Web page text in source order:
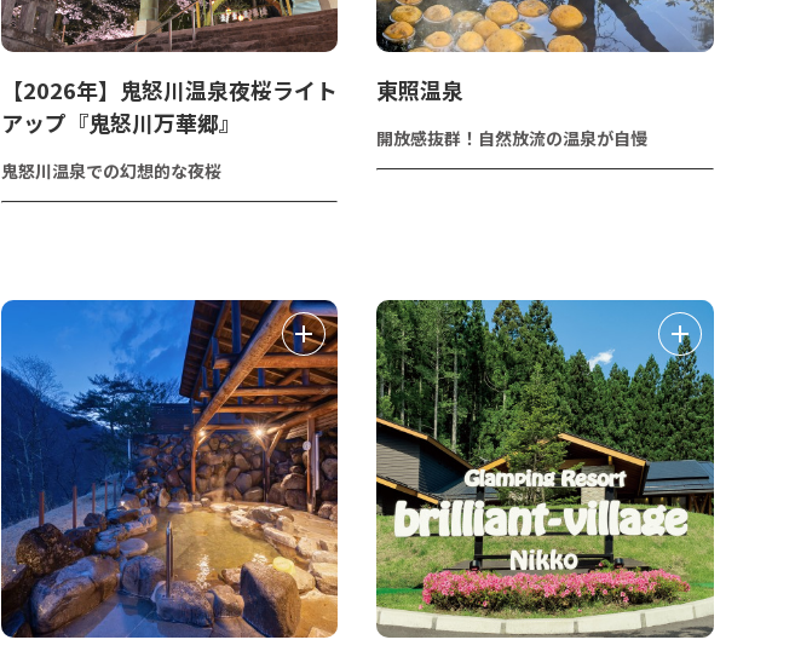
【2026年】鬼怒川温泉夜桜ライト
アップ『鬼怒川万華郷』
鬼怒川温泉での幻想的な夜桜
東照温泉
開放感抜群！自然放流の温泉が自慢